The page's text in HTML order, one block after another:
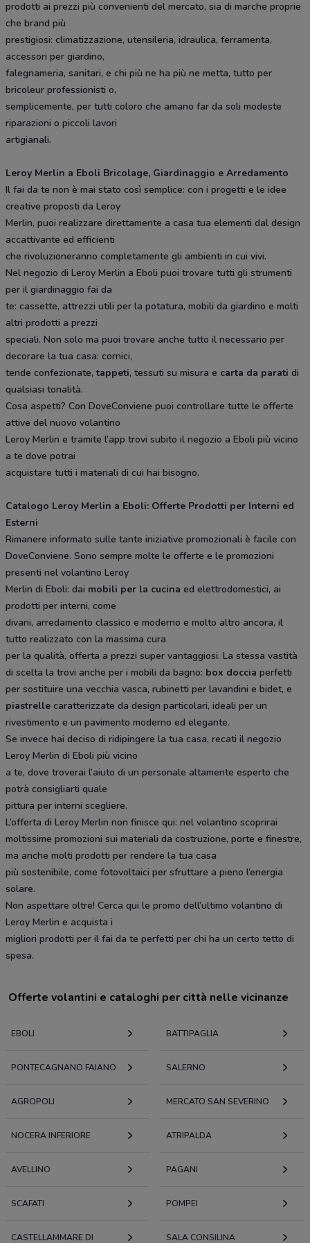
prodotti ai prezzi più convenienti del mercato, sia di marche proprie
che brand più
prestigiosi: climatizzazione, utensileria, idraulica, ferramenta,
accessori per giardino,
falegnameria, sanitari, e chi più ne ha più ne metta, tutto per
bricoleur professionisti o,
semplicemente, per tutti coloro che amano far da soli modeste
riparazioni o piccoli lavori
artigianali.
Leroy Merlin a Eboli Bricolage, Giardinaggio e Arredamento
Il fai da te non è mai stato così semplice: con i progetti e le idee
creative proposti da Leroy
Merlin, puoi realizzare direttamente a casa tua elementi dal design
accattivante ed efficienti
che rivoluzioneranno completamente gli ambienti in cui vivi.
Nel negozio di Leroy Merlin a Eboli puoi trovare tutti gli strumenti
per il giardinaggio fai da
te: cassette, attrezzi utili per la potatura, mobili da giardino e molti
altri prodotti a prezzi
speciali. Non solo ma puoi trovare anche tutto il necessario per
decorare la tua casa: cornici,
tende confezionate,tappeti, tessuti su misura e carta da parati di
qualsiasi tonalità.
Cosa aspetti? Con DoveConviene puoi controllare tutte le offerte
attive del nuovo volantino
Leroy Merlin e tramite l’app trovi subito il negozio a Eboli più vicino
a te dove potrai
acquistare tutti i materiali di cui hai bisogno.
Catalogo Leroy Merlin a Eboli: Offerte Prodotti per Interni ed
Esterni
Rimanere informato sulle tante iniziative promozionali è facile con
DoveConviene. Sono sempre molte le offerte e le promozioni
presenti nel volantino Leroy
Merlin di Eboli: dai mobili per la cucina ed elettrodomestici, ai
prodotti per interni, come
divani, arredamento classico e moderno e molto altro ancora, il
tutto realizzato con la massima cura
per la qualità, offerta a prezzi super vantaggiosi. La stessa vastità
di scelta la trovi anche per i mobili da bagno: box doccia perfetti
per sostituire una vecchia vasca, rubinetti per lavandini e bidet, e
piastrelle caratterizzate da design particolari, ideali per un
rivestimento e un pavimento moderno ed elegante.
Se invece hai deciso di ridipingere la tua casa, recati il negozio
Leroy Merlin di Eboli più vicino
a te, dove troverai l’aiuto di un personale altamente esperto che
potrà consigliarti quale
pittura per interni scegliere.
L’offerta di Leroy Merlin non finisce qui: nel volantino scoprirai
moltissime promozioni sui materiali da costruzione, porte e finestre,
ma anche molti prodotti per rendere la tua casa
più sostenibile, come fotovoltaici per sfruttare a pieno l’energia
solare.
Non aspettare oltre! Cerca qui le promo dell’ultimo volantino di
Leroy Merlin e acquista i
migliori prodotti per il fai da te perfetti per chi ha un certo tetto di
spesa.
Offerte volantini e cataloghi per città nelle vicinanze
EBOLI BATTIPAGLIA
PONTECAGNANO FAIANO SALERNO
AGROPOLI MERCATO SAN SEVERINO
NOCERA INFERIORE ATRIPALDA
AVELLINO PAGANI
SCAFATI POMPEI
CASTELLAMMARE DI
SALA CONSILINA